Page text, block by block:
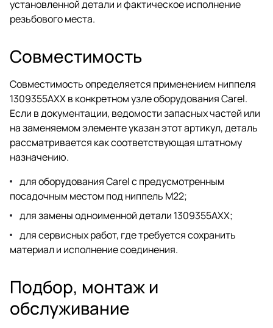
установленной детали и фактическое исполнение
резьбового места.
Совместимость
Совместимость определяется применением ниппеля
1309355AXX в конкретном узле оборудования Carel.
Если в документации, ведомости запасных частей или
на заменяемом элементе указан этот артикул, деталь
рассматривается как соответствующая штатному
назначению.
для оборудования Carel с предусмотренным
посадочным местом под ниппель М22;
для замены одноименной детали 1309355AXX;
для сервисных работ, где требуется сохранить
материал и исполнение соединения.
Подбор, монтаж и
обслуживание